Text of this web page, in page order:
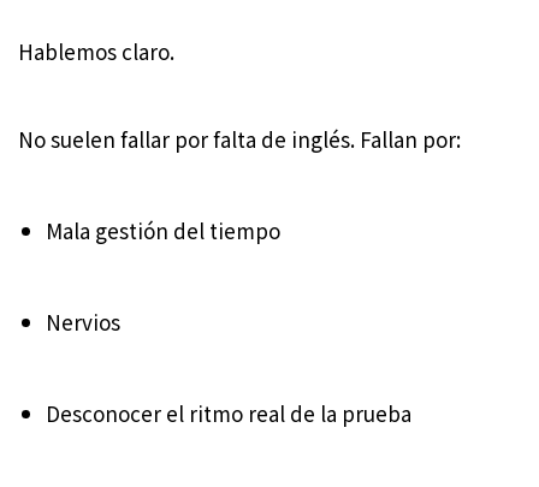
Hablemos claro.
No suelen fallar por falta de inglés. Fallan por:
Mala gestión del tiempo
Nervios
Desconocer el ritmo real de la prueba